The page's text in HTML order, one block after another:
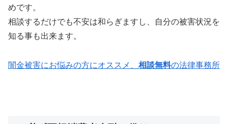
めです。
相談するだけでも不安は和らぎますし、自分の被害状況を
知る事も出来ます。
闇金被害にお悩みの方にオススメ、 相談無料の法律事務所